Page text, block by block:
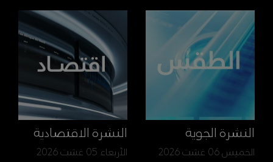
النشرة الجوية
الخميس 06 غشت 2026
النشرة الاقتصادية
الأربعاء 05 غشت 2026